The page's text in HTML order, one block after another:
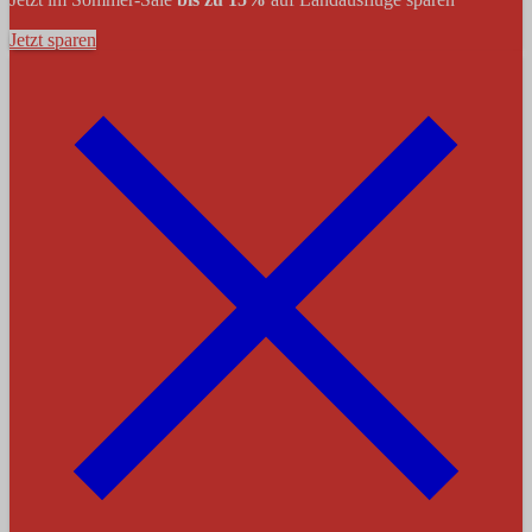
Jetzt sparen